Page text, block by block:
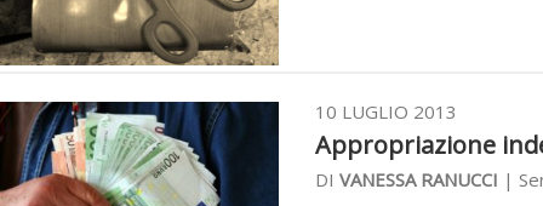
10 LUGLIO 2013
Appropriazione
DI VANESSA RANUCCI |